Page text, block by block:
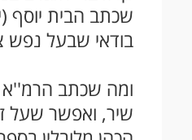
שכתב הבית יוסף
בודאי שבעל נפש
ומה שכתב הרמ''א
שיר, ואפשר שעל